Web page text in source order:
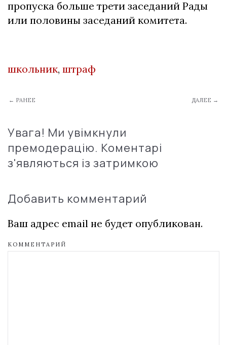
пропуска больше трети заседаний Рады
или половины заседаний комитета.
школьник, штраф
← РАНЕЕ ДАЛЕЕ →
Увага! Ми увімкнули
премодерацію. Коментарі
з'являються із затримкою
Добавить комментарий
Ваш адрес email не будет опубликован.
КОММЕНТАРИЙ